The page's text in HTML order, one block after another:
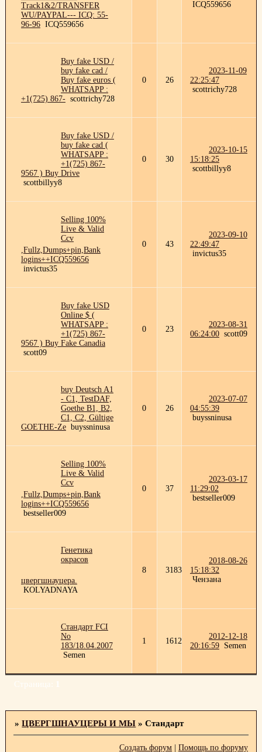
Track1&2/TRANSFER
WU/PAYPAL--- ICQ: 55-
96-96 ICQ559656
ICQ559656
Buy fake USD /
buy fake cad /
Buy fake euros (
WHATSAPP :
+1(725) 867- scottrichy728
0 26
2023-11-09
22:25:47
scottrichy728
Buy fake USD /
buy fake cad (
WHATSAPP :
+1(725) 867-
9567 ) Buy Drive
scottbillyy8
0 30
2023-10-15
15:18:25
scottbillyy8
Selling 100%
Live & Valid
Ccv
,Fullz,Dumps+pin,Bank
logins++ICQ559656
invictus35
0 43
2023-09-10
22:49:47
invictus35
Buy fake USD
Online $ (
WHATSAPP :
+1(725) 867-
9567 ) Buy Fake Canadia
scott09
0 23
2023-08-31
06:24:00 scott09
buy Deutsch A1
- C1, TestDAF,
Goethe B1, B2,
C1, C2, Gültige
GOETHE-Ze buyssninusa
0 26
2023-07-07
04:55:39
buyssninusa
Selling 100%
Live & Valid
Ccv
,Fullz,Dumps+pin,Bank
logins++ICQ559656
bestseller009
0 37
2023-03-17
11:29:02
bestseller009
Генетика
окрасов
цвергшнауцера.
KOLYADNAYA
8 3183
2018-08-26
15:18:32
Чензана
Стандарт FCI
No
183/18.04.2007
Semen
1 1612
2012-12-18
20:16:59
Semen
Страница: 1
»ЦВЕРГШНАУЦЕРЫ И МЫ »Стандарт
Создать форум |Помощь по форуму